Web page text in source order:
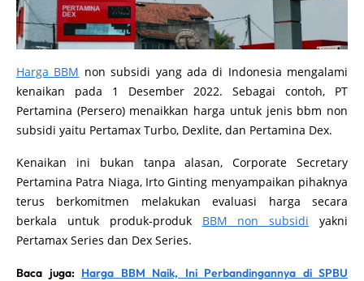
Harga BBM non subsidi yang ada di Indonesia mengalami
kenaikan pada 1 Desember 2022. Sebagai contoh, PT
Pertamina (Persero) menaikkan harga untuk jenis bbm non
subsidi yaitu Pertamax Turbo, Dexlite, dan Pertamina Dex.
Kenaikan ini bukan tanpa alasan, Corporate Secretary
Pertamina Patra Niaga, Irto Ginting menyampaikan pihaknya
terus berkomitmen melakukan evaluasi harga secara
berkala untuk produk-produk BBM non subsidi yakni
Pertamax Series dan Dex Series.
Baca juga: Harga BBM Naik, Ini Perbandingannya di SPBU